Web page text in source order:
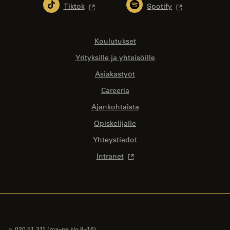
Tiktok Spotify
Koulutukset
Yrityksille ja yhteisöille
Asiakastyöt
Careeria
Ajankohtaista
Opiskelijalle
Yhteystiedot
Intranet